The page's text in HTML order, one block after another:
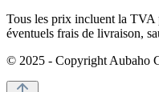
Tous les prix incluent la TVA
éventuels frais de livraison,
© 2025 - Copyright Aubaho